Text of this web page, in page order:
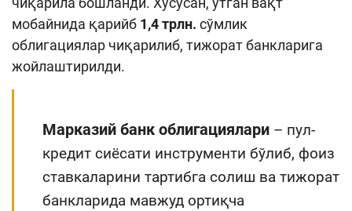
Фотогалерея
Лойиҳа ҳақида
Сайт харитаси
мобайнида қарийб 1,4 трлн. сўмлик
облигациялар чиқарилиб, тижорат банкларига
жойлаштирилди.
Марказий банк облигациялари – пул-
кредит сиёсати инструменти бўлиб, фоиз
ставкаларини тартибга солиш ва тижорат
банкларида мавжуд ортиқча